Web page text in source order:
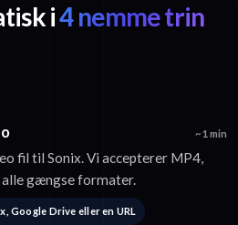
i4 nemme trin
~1 min
fil til Sonix. Vi accepterer MP4,
alle gængse formater.
Google Drive eller en URL